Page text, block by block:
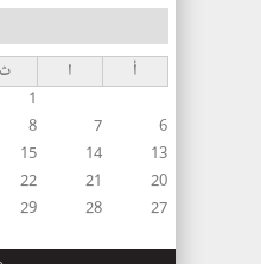
أ ا ث
1
6
7
8
13
14
15
20
21
22
27
28
29